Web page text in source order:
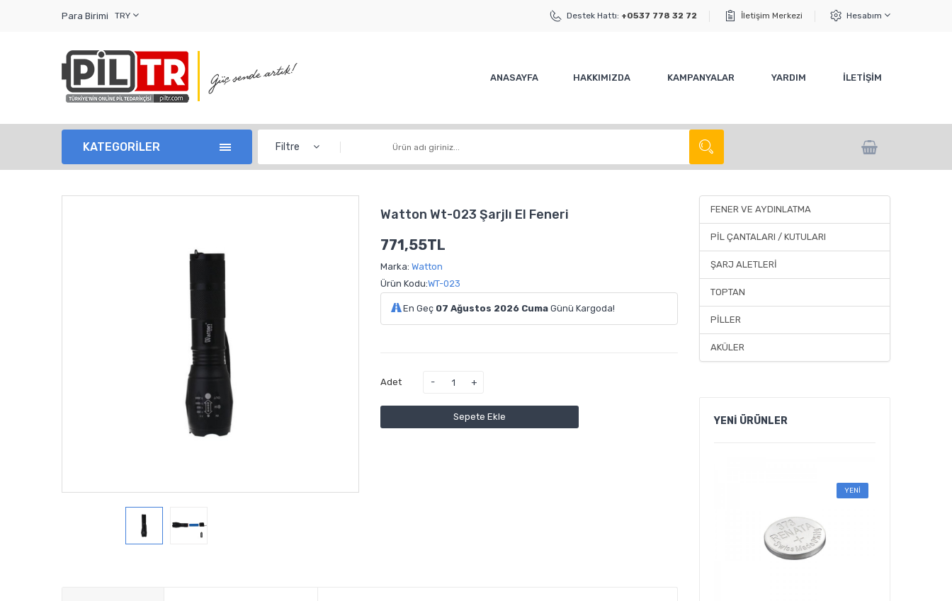
Para Birimi TRY Destek Hattı: +0537 778 32 72 İletişim Merkezi Hesabım
ANASAYFA HAKKIMIZDA KAMPANYALAR YARDIM İLETİŞİM
KATEGORİLER Filtre
Watton Wt-023 Şarjlı El Feneri
771,55TL
Marka: Watton
Ürün Kodu:WT-023
En Geç 07 Ağustos 2026 Cuma Günü Kargoda!
Adet
Sepete Ekle
FENER VE AYDINLATMA
PİL ÇANTALARI / KUTULARI
ŞARJ ALETLERİ
TOPTAN
PİLLER
AKÜLER
YENİ ÜRÜNLER
YENİ